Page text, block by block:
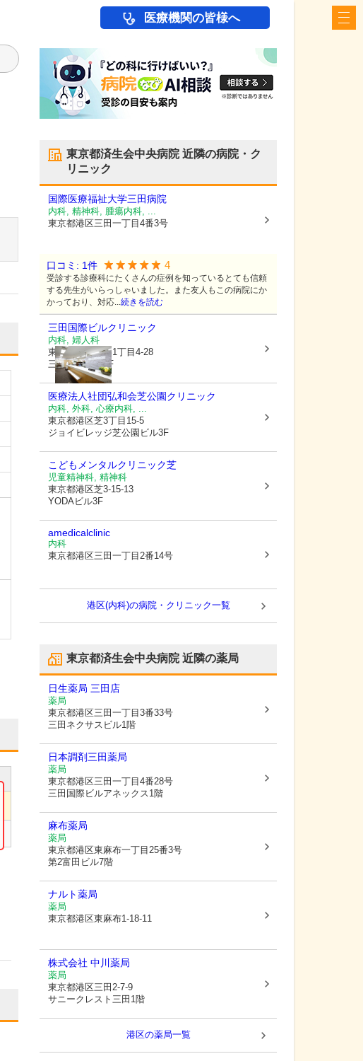
医療機関の皆様へ
東京都済生会中央病院近隣の病院・ク
リニック
国際医療福祉大学三田病院
内科, 精神科, 腫瘍内科, ...
東京都港区三田一丁目4番3号
口コミ: 1件 4
受診する診療科にたくさんの症例を知っているとても信頼
する先生がいらっしゃいました。また友人もこの病院にか
かっており、対応...続きを読む
三田国際ビルクリニック
内科, 婦人科
東京都港区三田1丁目4-28
三田国際ビル3F
医療法人社団弘和会芝公園クリニック
内科, 外科, 心療内科, ...
東京都港区芝3丁目15-5
ジョイビレッジ芝公園ビル3F
こどもメンタルクリニック芝
児童精神科, 精神科
東京都港区芝3-15-13
YODAビル3F
amedicalclinic
内科
東京都港区三田一丁目2番14号
港区(内科)の病院・クリニック一覧
東京都済生会中央病院近隣の薬局
日生薬局 三田店
薬局
東京都港区三田一丁目3番33号
三田ネクサスビル1階
日本調剤三田薬局
薬局
東京都港区三田一丁目4番28号
三田国際ビルアネックス1階
麻布薬局
薬局
東京都港区東麻布一丁目25番3号
第2富田ビル7階
ナルト薬局
薬局
東京都港区東麻布1-18-11
株式会社 中川薬局
薬局
東京都港区三田2-7-9
サニークレスト三田1階
港区の薬局一覧